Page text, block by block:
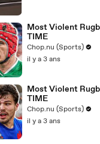
Most Violent
TIME
Chop.nu (Sports)
il y a 3 ans
Most Violent
TIME
Chop.nu (Sports)
il y a 3 ans